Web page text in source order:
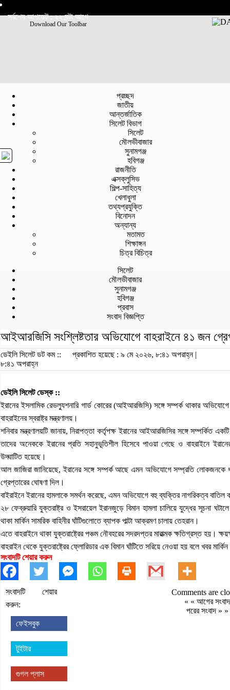
সর্বশেষ আপডেট : ২২ ঘন্টা আগে
Download Our Toolbar
প্রচ্ছদ
জাতীয়
আন্তর্জাতিক
সিলেট বিভাগ
সিলেট
মৌলভীবাজার
সুনামগঞ্জ
হবিগঞ্জ
রাজনীতি
এক্সক্লুসিভ
শিল্প-সাহিত্য
খেলাধুলা
তথ্যপ্রযুক্তি
বিনোদন
অন্যান্য
মতামত
শিক্ষাঙ্গন
চিত্র বিচিত্র
সিলেট
মৌলভীবাজার
সুনামগঞ্জ
হবিগঞ্জ
প্রবাস
সংবাদ বিজ্ঞপ্তি
আইআরজিসি সংশ্লিষ্টতার অভিযোগে বাহরাইনে ৪১ জন
ডেইলি সিলেট ডট কম ::
প্রকাশিত হয়েছে : ৯ মে ২০২৬, ৮:৪১ অপরাহ্ন |
৮:৪১ অপরাহ্ন
ডেইলি সিলেট ডেস্ক ::
ইরানের ইসলামিক রেভল্যুশনারি গার্ড কোরের (আইআরজিসি) সঙ্গে সম্পর্ক থাকার
বাহরাইনের স্বরাষ্ট্র মন্ত্রণালয়।
শনিবার মন্ত্রণালয়টি জানায়, নিরাপত্তা কর্তৃপক্ষ ইরানের আইআরজিসির সঙ্গে সম্পর্কিত
তাদের অনেককে ইরানের প্রতি সহানুভূতিশীল হিসেবে পাওয়া গেছে ও বাহরাইনে
উদ্ঘাটিত হয়েছে।
আল জাজিরা জানিয়েছে, ইরানের সঙ্গে সম্পর্ক আছে এমন অভিযোগে সম্প্রতি লোকজনকে
গ্রেপ্তারের ঘোষণা দিল।
বাইরাইনে ইরানের হামলাকে সমর্থন করেছে, এমন অভিযোগে বহু ব্যক্তির নাগরিকত্ব বাতিল
২৮ ফেব্রুয়ারি যুক্তরাষ্ট্র ও ইসরায়েল ইরানজুড়ে বিমান হামলা চালিয়ে যুদ্ধের সূচনা
থাকা মার্কিন সামরিক বাহিনীর ঘাঁটিগুলোতে ব্যাপক পাল্টা আক্রমণ চালায় তেহরান।
এতে বাহরাইনে থাকা যুক্তরাষ্ট্রের পঞ্চম নৌবহরের সদরদপ্তর মারাত্মক ক্ষতিগ্রস্ত হয়।
বাহরাইন থেকে যুক্তরাষ্ট্রের ফ্লোরিডার এক বিমান ঘাঁটিতে সরিয়ে নেওয়া হয় বলে খবর
সংবাদটি শেয়ার করুন
সংবাদটি শেয়ার
করুন:
ফেইসবুক
টুইটার
গুগল প্লাস
Comments are
« « আগের সংবাদ
পরের সংবাদ » »